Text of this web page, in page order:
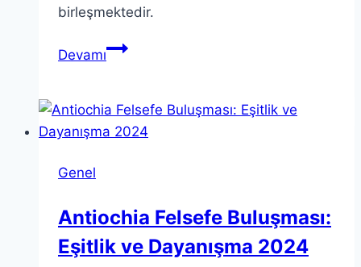
birleşmektedir.
DevamıLiderlik:
Yöneticiler
için
Genel
Antiochia Felsefe Buluşması:
Eşitlik ve Dayanışma 2024